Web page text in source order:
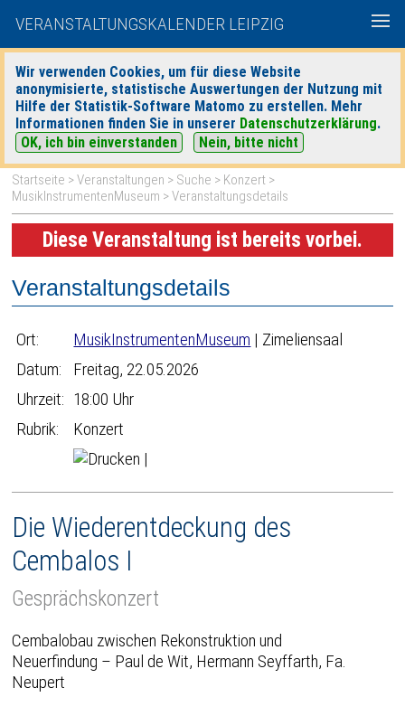
VERANSTALTUNGSKALENDER LEIPZIG
Wir verwenden Cookies, um für diese Website
anonymisierte, statistische Auswertungen der Nutzung mit
Hilfe der Statistik-Software Matomo zu erstellen. Mehr
Informationen finden Sie in unserer Datenschutzerklärung.
OK, ich bin einverstanden
Nein, bitte nicht
heute|morgen| Detaillierte Suche
Startseite >Veranstaltungen > Suche > Konzert >
MusikInstrumentenMuseum > Veranstaltungsdetails
Diese Veranstaltung ist bereits vorbei.
Veranstaltungsdetails
Ort: MusikInstrumentenMuseum | Zimeliensaal
Datum:
Freitag, 22.05.2026
Uhrzeit: 18:00 Uhr
Rubrik:
Konzert
|
Die Wiederentdeckung des
Cembalos I
Gesprächskonzert
Cembalobau zwischen Rekonstruktion und
Neuerfindung – Paul de Wit, Hermann Seyffarth, Fa.
Neupert